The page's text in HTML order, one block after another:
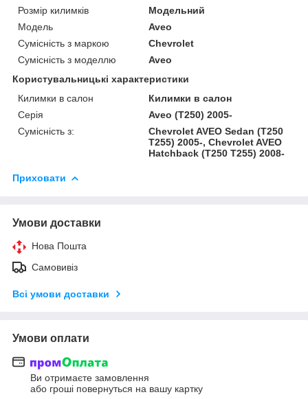
Розмір килимків
Модельний
Модель
Aveo
Сумісність з маркою
Chevrolet
Сумісність з моделлю
Aveo
Користувальницькі характеристики
Килимки в салон
Килимки в салон
Серія
Aveo (Т250) 2005-
Сумісність з:
Chevrolet AVEO Sedan (T250
T255) 2005-, Chevrolet AVEO
Hatchback (T250 T255) 2008-
Приховати
Умови доставки
Нова Пошта
Самовивіз
Всі умови доставки
Умови оплати
Ви отримаєте замовлення
або гроші повернуться на вашу картку